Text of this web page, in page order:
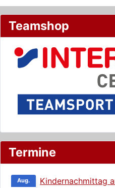
Teamshop
Termine
Aug.
Kindernachmittag